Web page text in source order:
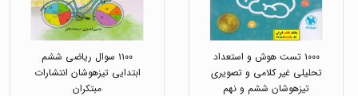
۱۰۰۰ تست هوش و استعداد
تحلیلی غیر کلامی و تصویری
تیزهوشان ششم و نهم
۱۱۰۰ سوال ریاضی ششم
ابتدایی تیزهوشان انتشارات
مبتکران